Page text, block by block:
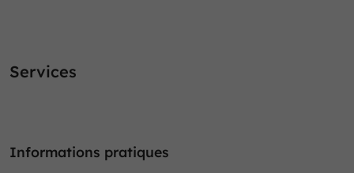
Services
Informations pratiques